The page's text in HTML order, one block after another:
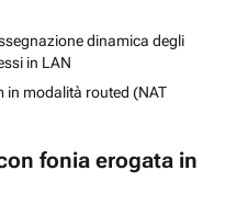
dinamica degli
in LAN
in modalità routed (NAT
fonia erogata in